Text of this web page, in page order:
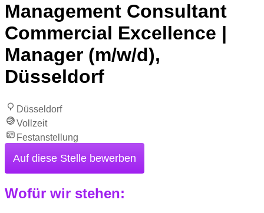
Management Consultant
Commercial Excellence |
Manager (m/w/d),
Düsseldorf
Düsseldorf
Vollzeit
Festanstellung
Auf diese Stelle bewerben
Wofür wir stehen: